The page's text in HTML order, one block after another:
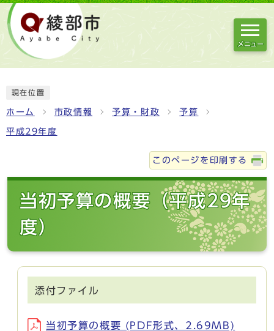
メニュー
現在位置
ホーム 市政情報 予算・財政 予算
平成29年度
このページを印刷する
当初予算の概要（平成29年
度）
添付ファイル
当初予算の概要 (PDF形式、2.69MB)